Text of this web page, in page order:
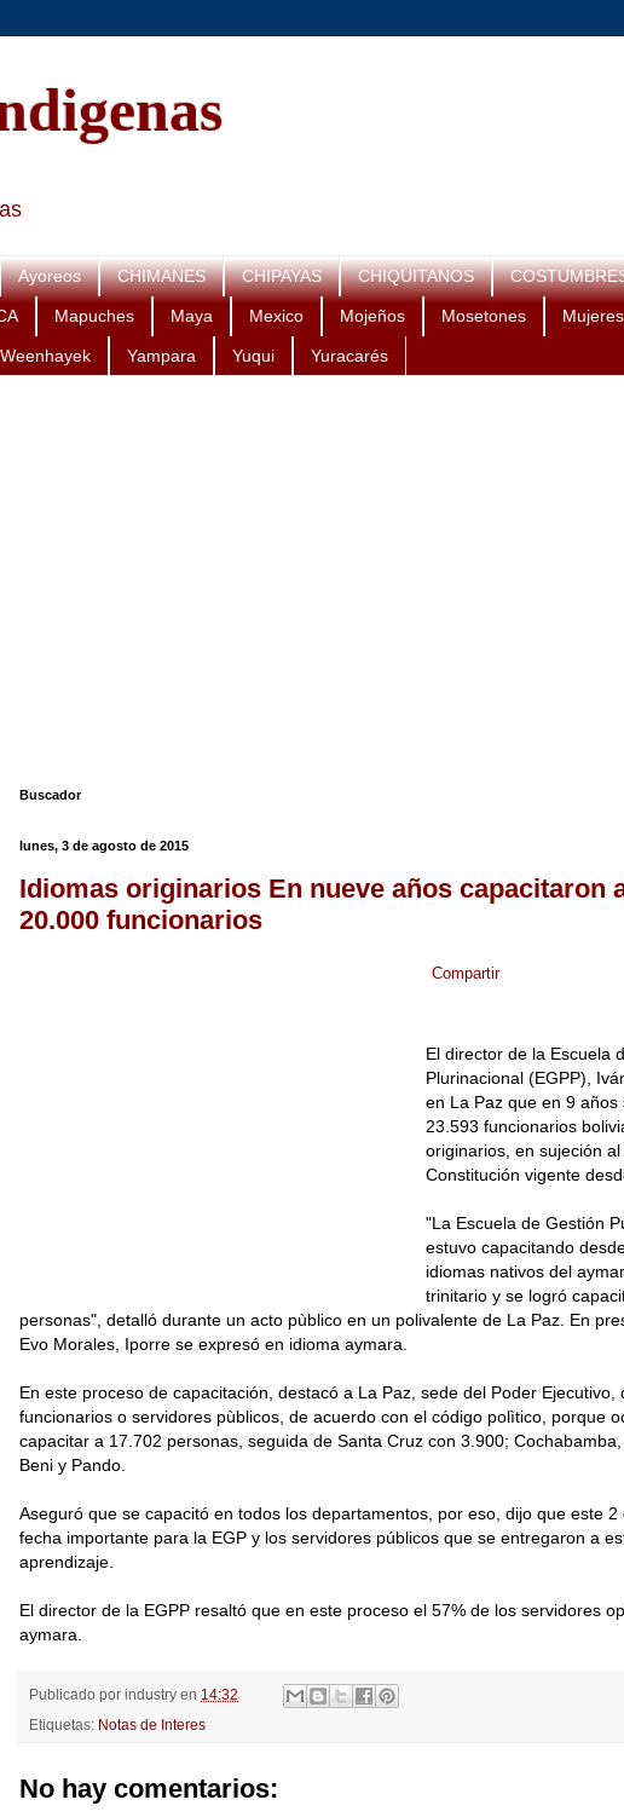
Ayoreos CHIMANES CHIPAYAS CHIQUITANOS
Mapuches Maya Mexico Mojeños Mosetones Mujeres
Weenhayek Yampara Yuqui Yuracarés
Buscador
lunes, 3 de agosto de 2015
Idiomas originarios En nueve años capacitaron
20.000 funcionarios
Compartir
El director de la Escuela
Plurinacional (EGPP),
en La Paz que en 9 años
23.593 funcionarios
originarios, en sujeción
Constitución vigente
"La Escuela de Gestión
estuvo capacitando
idiomas nativos del
trinitario y se logró
personas", detalló durante un acto pùblico en un polivalente de La Paz. En
Evo Morales, Iporre se expresó en idioma aymara.
En este proceso de capacitación, destacó a La Paz, sede del Poder
funcionarios o servidores pùblicos, de acuerdo con el código polìtico, porque
capacitar a 17.702 personas, seguida de Santa Cruz con 3.900;
Beni y Pando.
Aseguró que se capacitó en todos los departamentos, por eso, dijo que este 2
fecha importante para la EGP y los servidores públicos que se entregaron a
aprendizaje.
El director de la EGPP resaltó que en este proceso el 57% de los servidores
aymara.
Publicado por industry en 14:32
Etiquetas: Notas de Interes
No hay comentarios: